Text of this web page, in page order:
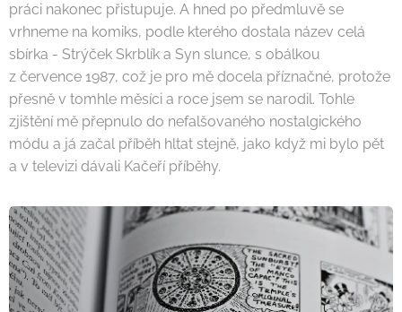
práci nakonec přistupuje. A hned po předmluvě se
vrhneme na komiks, podle kterého dostala název celá
sbírka - Strýček Skrblík a Syn slunce, s obálkou
z července 1987, což je pro mě docela příznačné, protože
přesně v tomhle měsíci a roce jsem se narodil. Tohle
zjištění mě přepnulo do nefalšovaného nostalgického
módu a já začal příběh hltat stejně, jako když mi bylo pět
a v televizi dávali Kačeří příběhy.